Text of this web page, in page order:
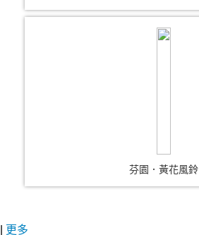
芬園．黃花風鈴
更多